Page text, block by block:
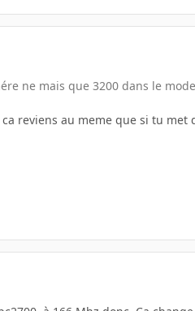
ne mais que 3200 dans le
reviens au meme que si tu met